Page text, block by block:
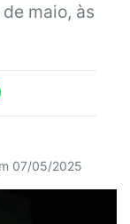
maio, às
07/05/2025